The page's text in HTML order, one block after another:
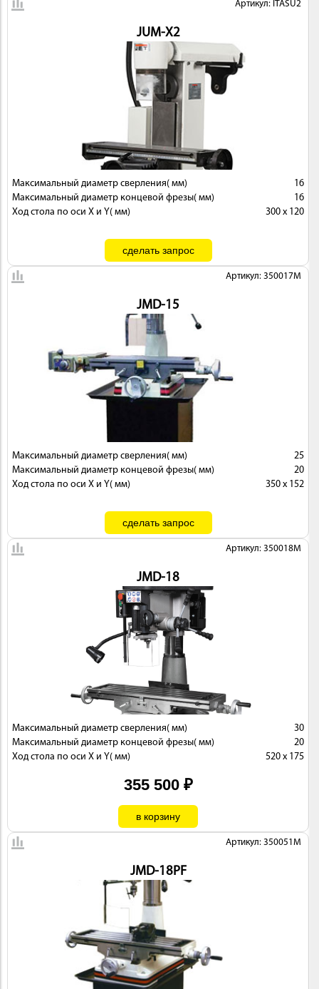
Артикул: ITASU2
JUM-X2
Максимальный диаметр сверления( мм)
16
Максимальный диаметр концевой фрезы( мм)
16
Ход стола по оси X и Y( мм)
300 x 120
Артикул: 350017M
JMD-15
Максимальный диаметр сверления( мм)
25
Максимальный диаметр концевой фрезы( мм)
20
Ход стола по оси X и Y( мм)
350 х 152
Артикул: 350018M
JMD-18
Максимальный диаметр сверления( мм)
30
Максимальный диаметр концевой фрезы( мм)
20
Ход стола по оси X и Y( мм)
520 х 175
355 500 ₽
Артикул: 350051M
JMD-18PF